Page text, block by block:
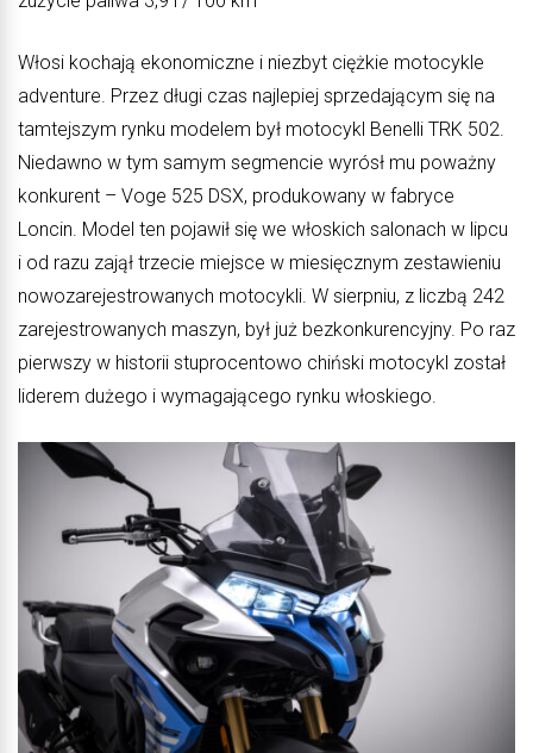
Włosi kochają ekonomiczne i niezbyt ciężkie motocykle
adventure. Przez długi czas najlepiej sprzedającym się na
tamtejszym rynku modelem był motocykl Benelli TRK 502.
Niedawno w tym samym segmencie wyrósł mu poważny
konkurent – Voge 525 DSX, produkowany w fabryce
Loncin. Model ten pojawił się we włoskich salonach w lipcu
i od razu zajął trzecie miejsce w miesięcznym zestawieniu
nowozarejestrowanych motocykli. W sierpniu, z liczbą 242
zarejestrowanych maszyn, był już bezkonkurencyjny. Po raz
pierwszy w historii stuprocentowo chiński motocykl został
liderem dużego i wymagającego rynku włoskiego.